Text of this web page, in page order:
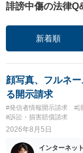
誹謗中傷の法律
新着順
顔写真、フルネ
る開示請求
#発信者情報開示請求 #
#訴訟・損害賠償請求
2026年8月5日
インターネッ